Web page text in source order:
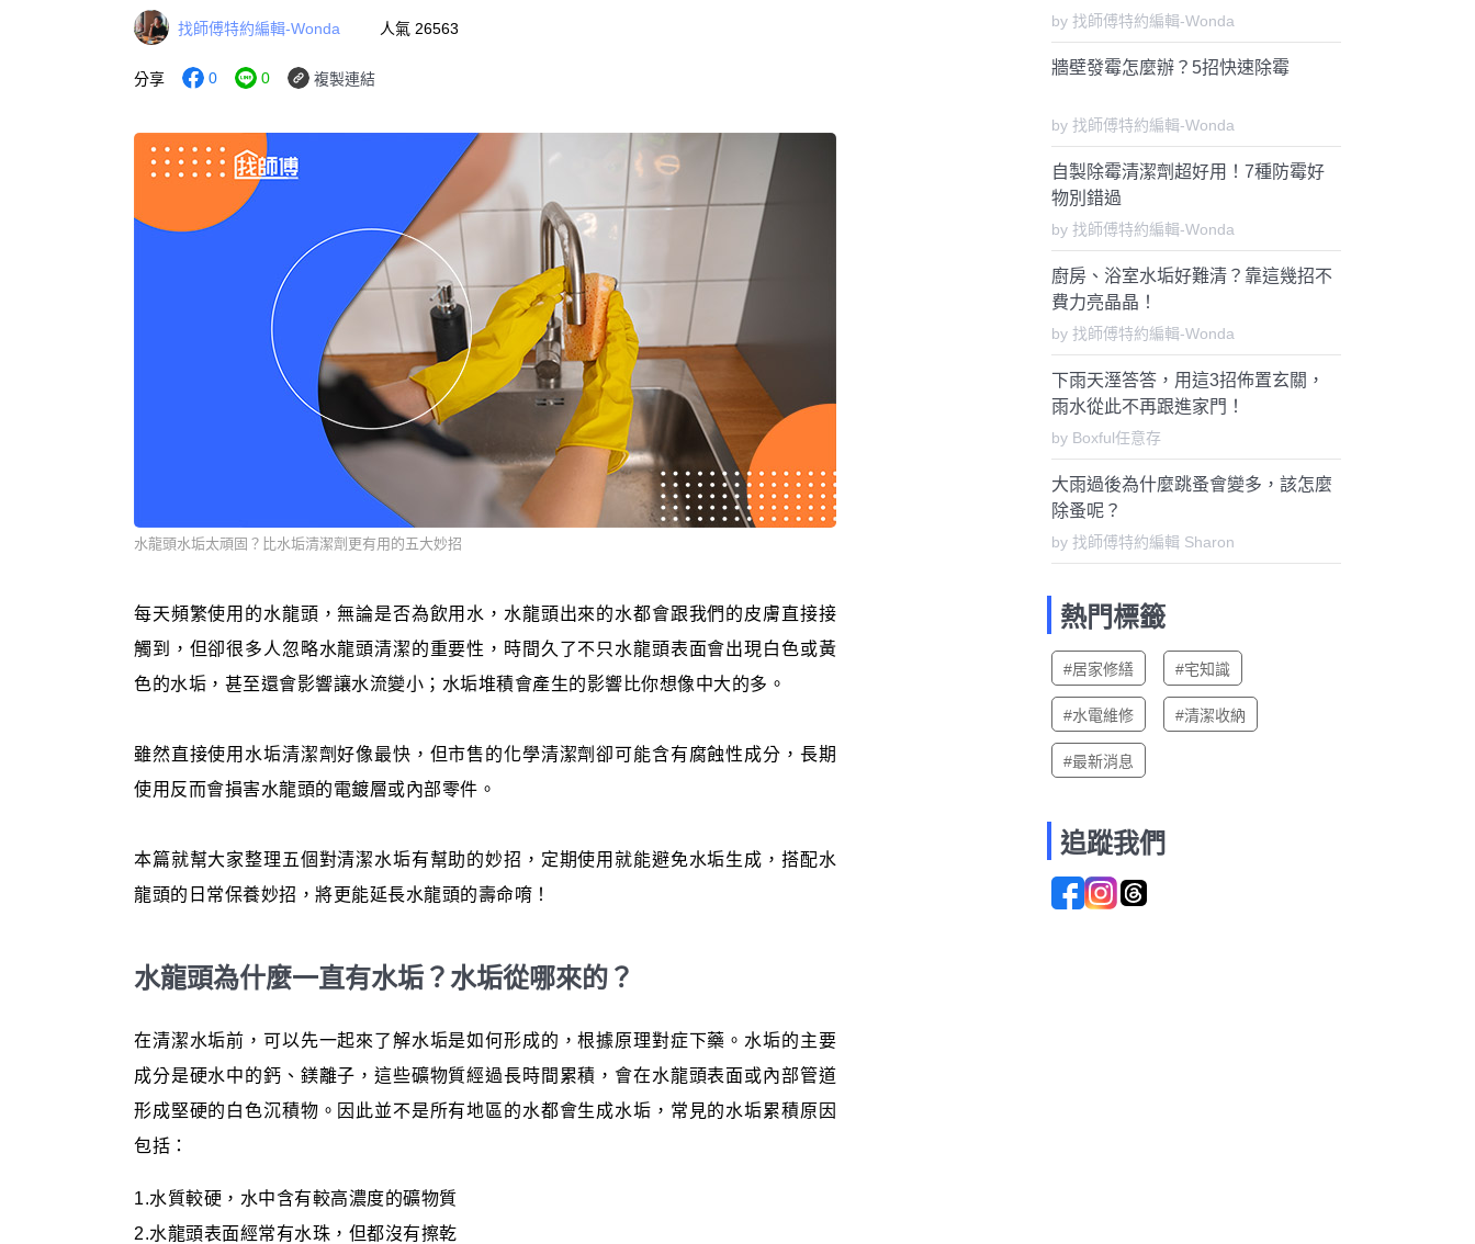
找師傅特約編輯-Wonda 人氣 26563
分享 0 0 複製連結
水龍頭水垢太頑固？比水垢清潔劑更有用的五大妙招
每天頻繁使用的水龍頭，無論是否為飲用水，水龍頭出來的水都會跟我們的皮膚直接接
觸到，但卻很多人忽略水龍頭清潔的重要性，時間久了不只水龍頭表面會出現白色或黃
色的水垢，甚至還會影響讓水流變小；水垢堆積會產生的影響比你想像中大的多。
雖然直接使用水垢清潔劑好像最快，但市售的化學清潔劑卻可能含有腐蝕性成分，長期
使用反而會損害水龍頭的電鍍層或內部零件。
本篇就幫大家整理五個對清潔水垢有幫助的妙招，定期使用就能避免水垢生成，搭配水
龍頭的日常保養妙招，將更能延長水龍頭的壽命唷！
水龍頭為什麼一直有水垢？水垢從哪來的？
在清潔水垢前，可以先一起來了解水垢是如何形成的，根據原理對症下藥。水垢的主要
成分是硬水中的鈣、鎂離子，這些礦物質經過長時間累積，會在水龍頭表面或內部管道
形成堅硬的白色沉積物。因此並不是所有地區的水都會生成水垢，常見的水垢累積原因
包括：
1.水質較硬，水中含有較高濃度的礦物質
2.水龍頭表面經常有水珠，但都沒有擦乾
by 找師傅特約編輯-Wonda
牆壁發霉怎麼辦？5招快速除霉
by 找師傅特約編輯-Wonda
自製除霉清潔劑超好用！7種防霉好
物別錯過
by 找師傅特約編輯-Wonda
廚房、浴室水垢好難清？靠這幾招不
費力亮晶晶！
by 找師傅特約編輯-Wonda
下雨天溼答答，用這3招佈置玄關，
雨水從此不再跟進家門！
by Boxful任意存
大雨過後為什麼跳蚤會變多，該怎麼
除蚤呢？
by 找師傅特約編輯 Sharon
熱門標籤
#居家修繕 #宅知識
#水電維修 #清潔收納
#最新消息
追蹤我們